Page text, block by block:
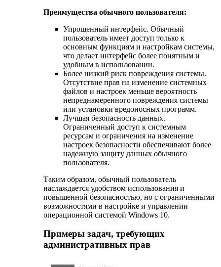
Преимущества обычного пользователя:
Упрощенный интерфейс. Обычный
пользователь имеет доступ только к
основным функциям и настройкам системы,
что делает интерфейс более понятным и
удобным в использовании.
Более низкий риск повреждения системы.
Отсутствие прав на изменение системных
файлов и настроек меньше вероятность
непреднамеренного повреждения системы
или установки вредоносных программ.
Лучшая безопасность данных.
Ограниченный доступ к системным
ресурсам и ограничения на изменение
настроек безопасности обеспечивают более
надежную защиту данных обычного
пользователя.
Таким образом, обычный пользователь
наслаждается удобством использования и
повышенной безопасностью, но с ограниченными
возможностями в настройке и управлении
операционной системой Windows 10.
Примеры задач, требующих
административных прав